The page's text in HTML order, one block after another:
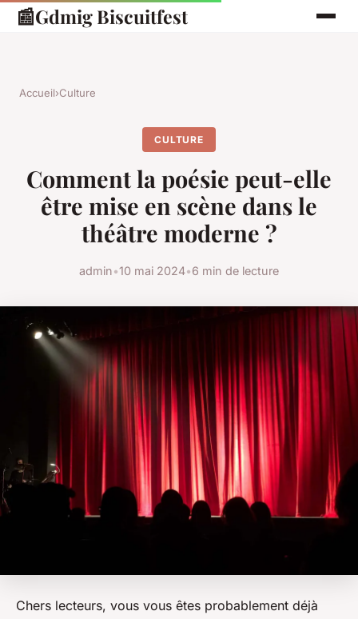
📰Gdmig Biscuitfest
Accueil›Culture
CULTURE
Comment la poésie peut-elle
être mise en scène dans le
théâtre moderne ?
admin•10 mai 2024•6 min de lecture
Chers lecteurs, vous vous êtes probablement déjà